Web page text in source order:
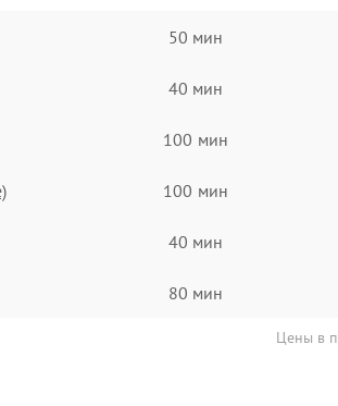
50 мин
40 мин
100 мин
100 мин
40 мин
80 мин
Цены в